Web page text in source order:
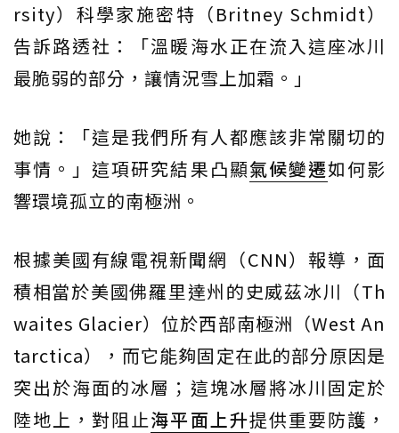
rsity）科學家施密特（Britney Schmidt）
告訴路透社：「溫暖海水正在流入這座冰川
最脆弱的部分，讓情況雪上加霜。」
她說：「這是我們所有人都應該非常關切的
事情。」這項研究結果凸顯氣候變遷如何影
響環境孤立的南極洲。
根據美國有線電視新聞網（CNN）報導，面
積相當於美國佛羅里達州的史威茲冰川（Th
waites Glacier）位於西部南極洲（West An
tarctica），而它能夠固定在此的部分原因是
突出於海面的冰層；這塊冰層將冰川固定於
陸地上，對阻止海平面上升提供重要防護，